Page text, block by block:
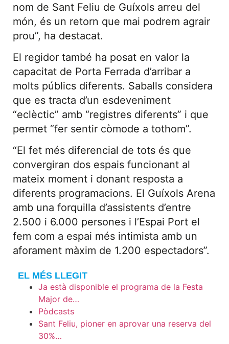
nom de Sant Feliu de Guíxols arreu del
món, és un retorn que mai podrem agrair
prou”, ha destacat.
El regidor també ha posat en valor la
capacitat de Porta Ferrada d’arribar a
molts públics diferents. Saballs considera
que es tracta d’un esdeveniment
“eclèctic” amb “registres diferents” i que
permet “fer sentir còmode a tothom”.
“El fet més diferencial de tots és que
convergiran dos espais funcionant al
mateix moment i donant resposta a
diferents programacions. El Guíxols Arena
amb una forquilla d’assistents d’entre
2.500 i 6.000 persones i l’Espai Port el
fem com a espai més intimista amb un
aforament màxim de 1.200 espectadors”.
EL MÉS LLEGIT
Ja està disponible el programa de la Festa
Major de…
Pòdcasts
Sant Feliu, pioner en aprovar una reserva del
30%…